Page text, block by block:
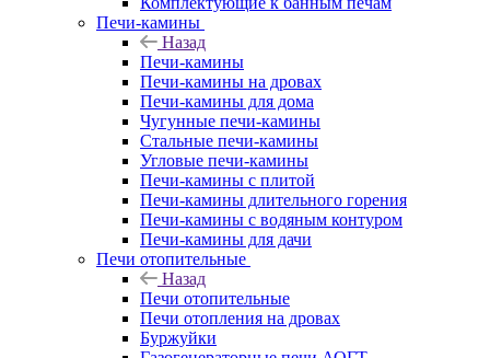
Печи-камины
Назад
Печи-камины
Печи-камины на дровах
Печи-камины для дома
Чугунные печи-камины
Стальные печи-камины
Угловые печи-камины
Печи-камины с плитой
Печи-камины длительного горения
Печи-камины с водяным контуром
Печи-камины для дачи
Печи отопительные
Назад
Печи отопительные
Печи отопления на дровах
Буржуйки